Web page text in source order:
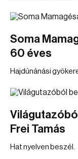
Soma
60 éves
Hajdúnánási
Frei Tamás
Hat nyelven beszél.